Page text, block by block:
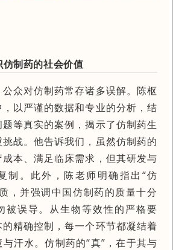
制药的社会价值
众对仿制药常存诸多误解。陈枢
以严谨的数据和专业的分析，结
等真实的案例，揭示了仿制药生
战。他告诉我们，虽然仿制药的
本、满足临床需求，但其研发与
制。此外，陈老师明确指出“仿
，并强调中国仿制药的质量十分
被误导。从生物等效性的严格要
精确控制，每一个环节都凝结着
汗水。仿制药的“真”，在于其与